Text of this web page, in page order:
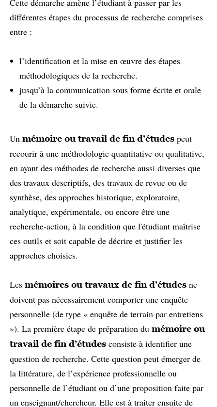
différentes étapes du processus de recherche comprises
entre :
l’identification et la mise en œuvre des étapes
méthodologiques de la recherche.
jusqu’à la communication sous forme écrite et orale
de la démarche suivie.
Un mémoire ou travail de fin d’études peut
recourir à une méthodologie quantitative ou qualitative,
en ayant des méthodes de recherche aussi diverses que
des travaux descriptifs, des travaux de revue ou de
synthèse, des approches historique, exploratoire,
analytique, expérimentale, ou encore être une
recherche-action, à la condition que l'étudiant maîtrise
ces outils et soit capable de décrire et justifier les
approches choisies.
Les mémoires ou travaux de fin d’études ne
doivent pas nécessairement comporter une enquête
personnelle (de type « enquête de terrain par entretiens
»). La première étape de préparation du mémoire ou
travail de fin d’études consiste à identifier une
question de recherche. Cette question peut émerger de
la littérature, de l’expérience professionnelle ou
personnelle de l’étudiant ou d’une proposition faite par
un enseignant/chercheur. Elle est à traiter ensuite de